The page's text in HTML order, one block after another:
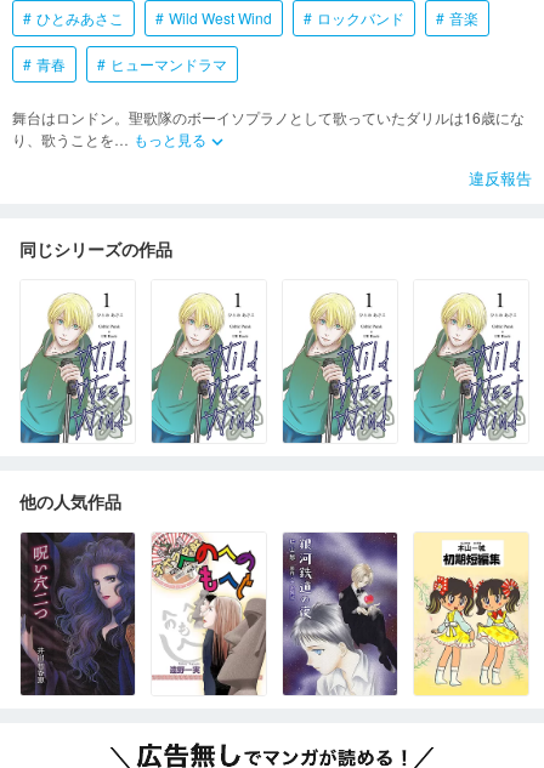
ひとみあさこ Wild West Wind ロックバンド 音楽
青春 ヒューマンドラマ
舞台はロンドン。聖歌隊のボーイソプラノとして歌っていたダリルは16歳にな
り、歌うことを… もっと見る keyboard_arrow_down
違反報告
同じシリーズの作品
他の人気作品